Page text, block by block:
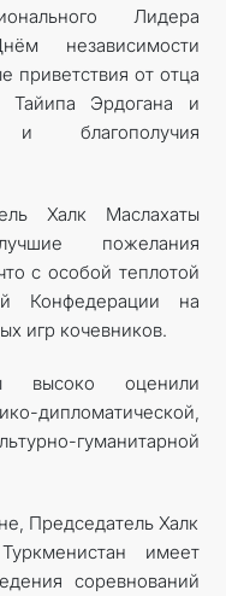
Лидера
независимости
приветствия от отца
Тайипа Эрдогана и
и благополучия
Халк Маслахаты
пожелания
с особой теплотой
Конфедерации на
игр кочевников.
высоко оценили
дипломатической,
гуманитарной
Председатель Халк
имеет
соревнований